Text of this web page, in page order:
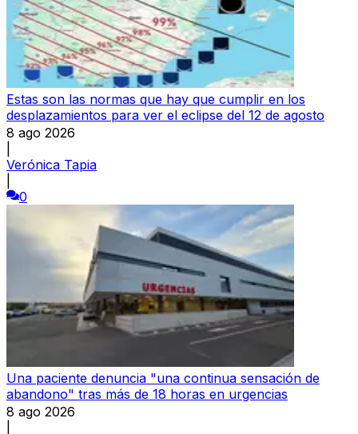
Estas son las normas que hay que cumplir en los
desplazamientos para ver el eclipse del 12 de agosto
8 ago 2026
Verónica Tapia
0
Una paciente denuncia "una continua sensación de
abandono" tras más de 18 horas en urgencias
8 ago 2026